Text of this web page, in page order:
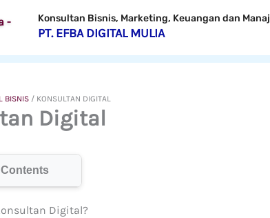
Konsultan Bisnis, Marketing, Keuangan dan
PT. EFBA DIGITAL MULIA
BISNIS / KONSULTAN DIGITAL
Digital
Digital?